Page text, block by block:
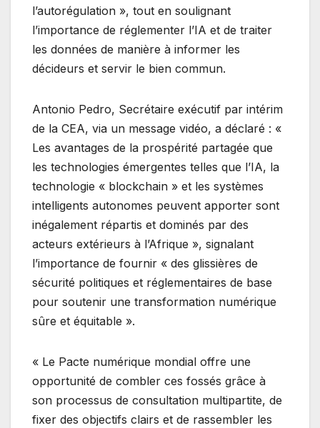
l’autorégulation », tout en soulignant
l’importance de réglementer l’IA et de traiter
les données de manière à informer les
décideurs et servir le bien commun.
Antonio Pedro, Secrétaire exécutif par intérim
de la CEA, via un message vidéo, a déclaré : «
Les avantages de la prospérité partagée que
les technologies émergentes telles que l’IA, la
technologie « blockchain » et les systèmes
intelligents autonomes peuvent apporter sont
inégalement répartis et dominés par des
acteurs extérieurs à l’Afrique », signalant
l’importance de fournir « des glissières de
sécurité politiques et réglementaires de base
pour soutenir une transformation numérique
sûre et équitable ».
« Le Pacte numérique mondial offre une
opportunité de combler ces fossés grâce à
son processus de consultation multipartite, de
fixer des objectifs clairs et de rassembler les